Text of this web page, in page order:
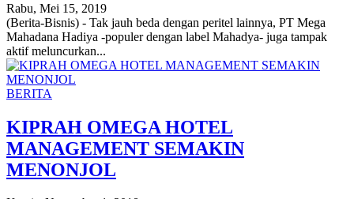
Rabu, Mei 15, 2019
(Berita-Bisnis) - Tak jauh beda dengan peritel lainnya, PT Mega
Mahadana Hadiya -populer dengan label Mahadya- juga tampak
aktif meluncurkan...
BERITA
KIPRAH OMEGA HOTEL
MANAGEMENT SEMAKIN
MENONJOL